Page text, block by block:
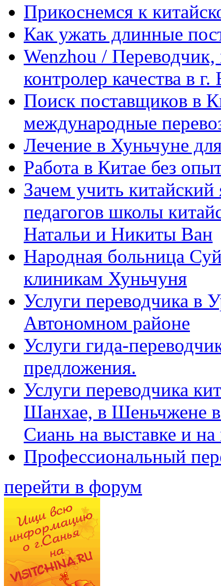
Прикоснемся к
Как ужать длинные
Wenzhou / Переводчик,
контролер качества в
Поиск поставщиков в
международные
Лечение в Хуньчуне
Работа в Китае без
Зачем учить
педагогов школы
Натальи и Никиты Ван
Народная больница
клиникам Хуньчуня
Услуги переводчика в
Автономном районе
Услуги гида-
предложения.
Услуги переводчика
Шанхае, в Шеньчжене
Сиань на выставке и
Профессиональный
перейти в форум